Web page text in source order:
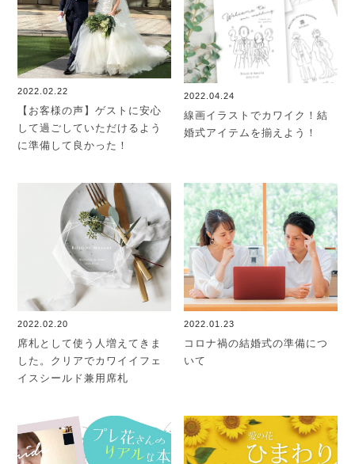
2022.02.22
【お客様の声】ゲストに安心
して過ごしていただけるよう
に準備して良かった！
2022.04.24
線画イラストでカワイク！結
婚式アイテムを揃えよう！
2022.02.20
席札として使う人増えてきま
した。クリアでカワイイフェ
イスシールド兼用席札
2022.01.23
コロナ禍の結婚式の準備につ
いて